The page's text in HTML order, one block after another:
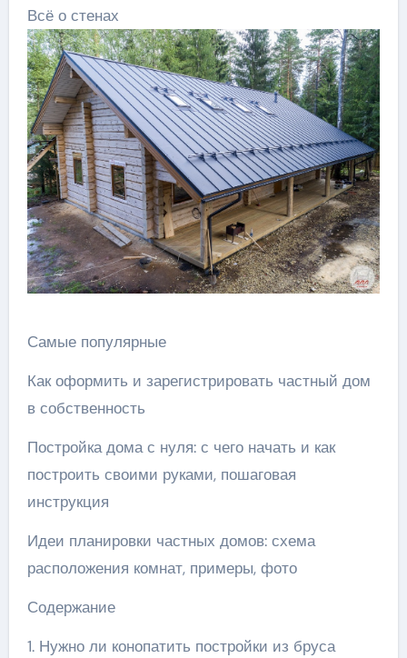
Всё о стенах
Самые популярные
Как оформить и зарегистрировать частный дом
в собственность
Постройка дома с нуля: с чего начать и как
построить своими руками, пошаговая
инструкция
Идеи планировки частных домов: схема
расположения комнат, примеры, фото
Содержание
1. Нужно ли конопатить постройки из бруса